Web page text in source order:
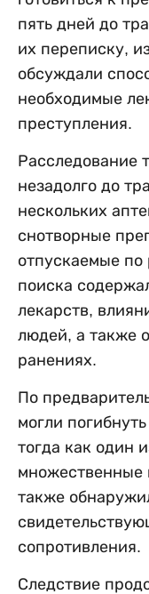
пять дней до
их переписку,
обсуждали
необходимые
преступления.
Расследование
незадолго до
нескольких
снотворные
отпускаемые по
поиска
лекарств,
людей, а также
ранениях.
По
могли
тогда как один
множественные
также
сопротивления.
Следствие